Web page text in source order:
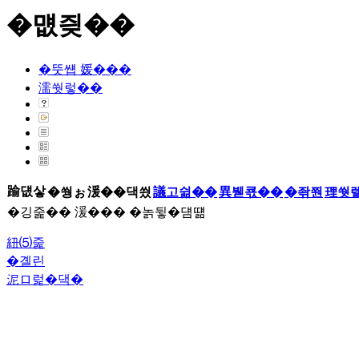
�먮즺��
�뚯썝 媛���
濡쒓렇��
踰덊샇�쒕ぉ湲��댁씠議고쉶��異붿쿇���좎쭨 理쒓
�깅줉�� 湲��� �놁뒿�덈떎
紐⑸줉
�곌린
泥ロ럹�댁�